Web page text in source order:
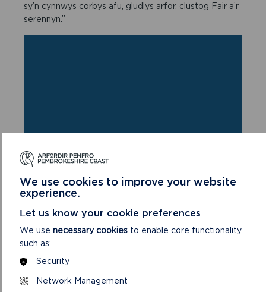
sy’n cynnwys corbys afu, gludlys arfor, clustog Fair a’r
serennyn.”
DEWCH O HYD I'R DAITH
We use cookies to improve your website
experience.
Let us know your cookie preferences
We use necessary cookies to enable core functionality
such as:
Security
Network Management